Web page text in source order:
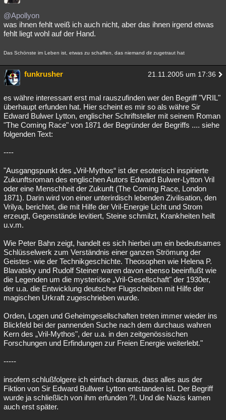
@Apollyon
was ihnen fehlt weiß ich auch nicht, aber das ihnen irgend etwas
fehlt liegt wohl auf der Hand.
Das Schönste im Leben ist, etwas zu schaffen, das niemand dir zugetraut hat
funkrusher 21.11.2005 um 17:36
es währe interessant erst mal rauszufinden wer den Begriff "VRIL"
überhaupt erfunden hat. Hier scheint es mir so als währe Sir
Edward Bulwer Lytton, englischer Schriftsteller mit seinem Roman
"The Coming Race" von 1871 der Begründer der Begriffs .... siehe
folgenden Text:
----
"Ausgangspunkt des „Vril-Mythos“ ist der esoterisch inspirierte
Zukunftsroman des englischen Autors Edward Bulwer-Lytton Vril
oder eine Menschheit der Zukunft (The Coming Race, London
1871). Darin wird von einer unterirdisch lebenden Zivilisation, den
Vrilya, berichtet, die mit Hilfe der Vril-Energie Licht und Strom
erzeugt, Gegenstände levitiert, Steine schmilzt, Krankheiten heilt
u.v.m.
Wie Peter Bahn zeigt, handelt es sich hierbei um ein bedeutsames
Schlüsselwerk zum Verständnis einer ganzen Strömung der
Geistes- wie der Technikgeschichte. Theosophen wie Helena P.
Blavatsky und Rudolf Steiner waren davon ebenso beeinflußt wie
die Legenden um die mysteriöse „Vril-Gesellschaft" der 1930er,
der u.a. die Entwicklung deutscher Flugscheiben mit Hilfe der
magischen Urkraft zugeschrieben wurde.
Orden, Logen und Geheimgesellschaften treten immer wieder ins
Blickfeld bei der pannenden Suche nach dem durchaus wahren
Kern des „Vril-Mythos", der u.a. in den zeitgenössischen
Forschungen und Erfindungen zur Freien Energie weiterlebt."
-----
insofern schlußfolgere ich einfach daraus, dass alles aus der
Fiktion von Sir Edward Bullwer Lytton entstanden ist. Der Begriff
wurde ja schließlich von ihm erfunden ?!. Und die Nazis kamen
auch erst später.